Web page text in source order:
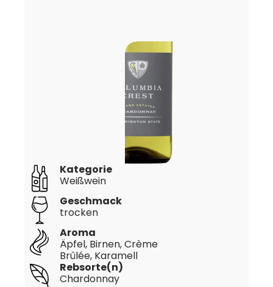
Aroma
Äpfel, Birnen, Crème
Brûlée, Karamell
Kategorie
Weißwein
Geschmack
trocken
Rebsorte(n)
Chardonnay